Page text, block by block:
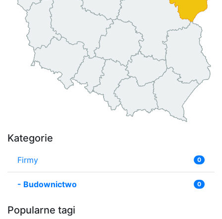
Kategorie
Firmy 0
- Budownictwo 0
Popularne tagi